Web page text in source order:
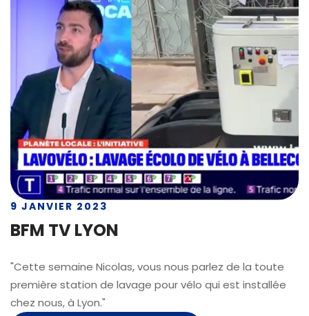
9 JANVIER 2023
BFM TV LYON
"Cette semaine Nicolas, vous nous parlez de la toute
première station de lavage pour vélo qui est installée
chez nous, à Lyon."